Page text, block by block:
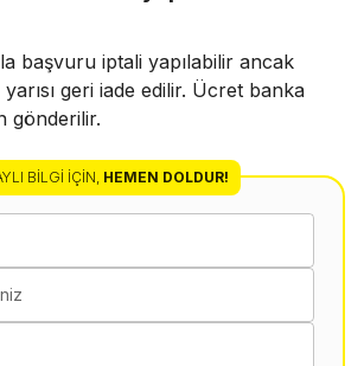
başvuru iptali yapılabilir ancak
yarısı geri iade edilir. Ücret banka
gönderilir.
BILGI İÇIN, HEMEN DOLDUR!